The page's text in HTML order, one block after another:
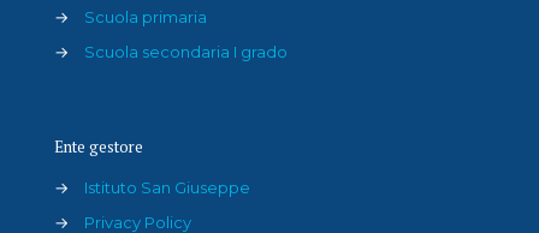
→
Scuola primaria
→
Scuola secondaria I grado
Ente gestore
→
Istituto San Giuseppe
→
Privacy Policy